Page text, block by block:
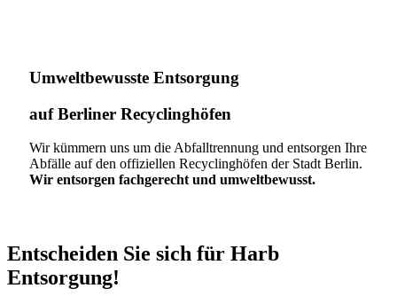
Umweltbewusste Entsorgung
auf Berliner Recyclinghöfen​
Wir kümmern uns um die Abfalltrennung und entsorgen Ihre
Abfälle auf den offiziellen Recyclinghöfen der Stadt Berlin.
Wir entsorgen fachgerecht und umweltbewusst.
Entscheiden Sie sich für Harb
Entsorgung!​